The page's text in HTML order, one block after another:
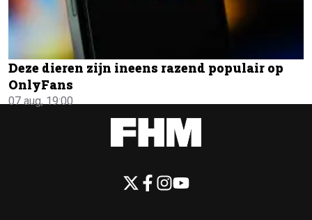
Deze dieren zijn ineens razend populair op
OnlyFans
07 aug, 19:00